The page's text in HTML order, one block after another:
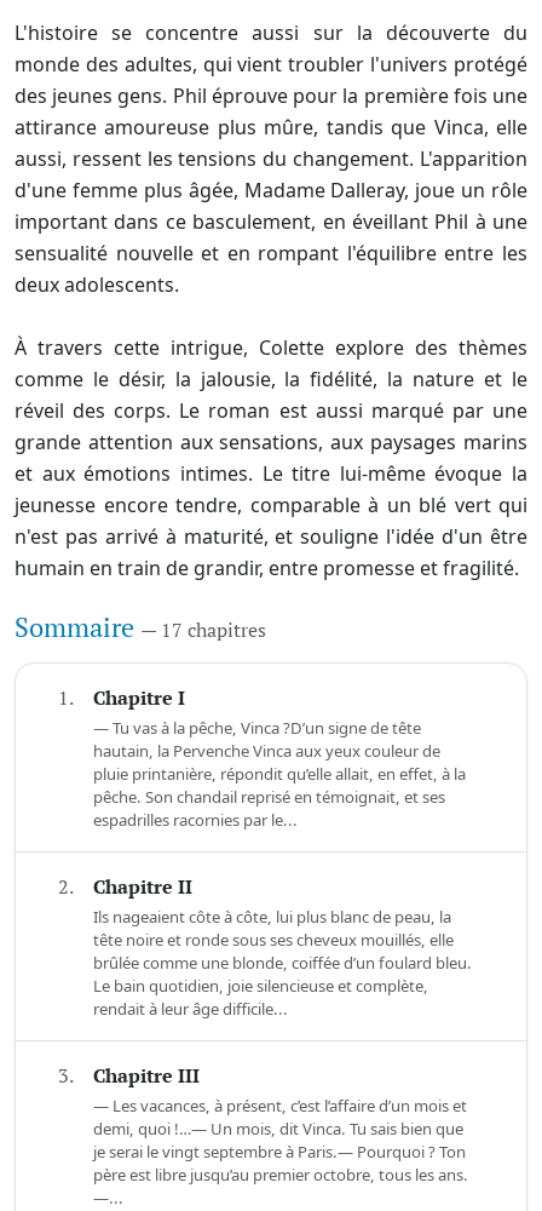
L'histoire se concentre aussi sur la découverte du
monde des adultes, qui vient troubler l'univers protégé
des jeunes gens. Phil éprouve pour la première fois une
attirance amoureuse plus mûre, tandis que Vinca, elle
aussi, ressent les tensions du changement. L'apparition
d'une femme plus âgée, Madame Dalleray, joue un rôle
important dans ce basculement, en éveillant Phil à une
sensualité nouvelle et en rompant l'équilibre entre les
deux adolescents.
À travers cette intrigue, Colette explore des thèmes
comme le désir, la jalousie, la fidélité, la nature et le
réveil des corps. Le roman est aussi marqué par une
grande attention aux sensations, aux paysages marins
et aux émotions intimes. Le titre lui-même évoque la
jeunesse encore tendre, comparable à un blé vert qui
n'est pas arrivé à maturité, et souligne l'idée d'un être
humain en train de grandir, entre promesse et fragilité.
Sommaire — 17 chapitres
1. Chapitre I
— Tu vas à la pêche, Vinca ?D’un signe de tête
hautain, la Pervenche Vinca aux yeux couleur de
pluie printanière, répondit qu’elle allait, en effet, à la
pêche. Son chandail reprisé en témoignait, et ses
espadrilles racornies par le...
2. Chapitre II
Ils nageaient côte à côte, lui plus blanc de peau, la
tête noire et ronde sous ses cheveux mouillés, elle
brûlée comme une blonde, coiffée d’un foulard bleu.
Le bain quotidien, joie silencieuse et complète,
rendait à leur âge difficile...
3. Chapitre III
— Les vacances, à présent, c’est l’affaire d’un mois et
demi, quoi !…— Un mois, dit Vinca. Tu sais bien que
je serai le vingt septembre à Paris.— Pourquoi ? Ton
père est libre jusqu’au premier octobre, tous les ans.
—...